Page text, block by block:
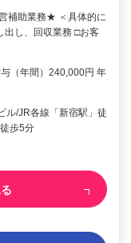
補助業務★ ＜具体的に
出し、回収業務 □お客
（年間）240,000円 年
/JR各線「新宿駅」徒
歩5分